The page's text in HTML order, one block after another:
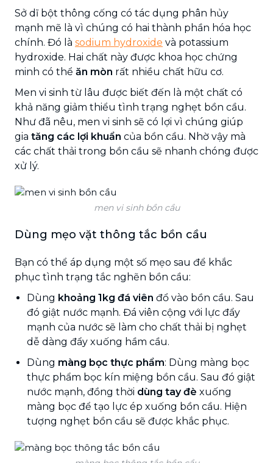
Sở dĩ bột thông cống có tác dụng phân hủy
mạnh mẽ là vì chúng có hai thành phần hóa học
chính. Đó là sodium hydroxide và potassium
hydroxide. Hai chất này được khoa học chứng
minh có thể ăn mòn rất nhiều chất hữu cơ.
Men vi sinh từ lâu được biết đến là một chất có
khả năng giảm thiểu tình trạng nghẹt bồn cầu.
Như đã nêu, men vi sinh sẽ có lợi vì chúng giúp
gia tăng các lợi khuẩn của bồn cầu. Nhờ vậy mà
các chất thải trong bồn cầu sẽ nhanh chóng được
xử lý.
men vi sinh bồn cầu
Dùng mẹo vặt thông tắc bồn cầu
Bạn có thể áp dụng một số mẹo sau để khắc
phục tình trạng tắc nghẽn bồn cầu:
Dùng khoảng 1kg đá viên đổ vào bồn cầu. Sau
đó giật nước mạnh. Đá viên cộng với lực đẩy
mạnh của nước sẽ làm cho chất thải bị nghẹt
dễ dàng đẩy xuống hầm cầu.
Dùng màng bọc thực phẩm: Dùng màng bọc
thực phẩm bọc kín miệng bồn cầu. Sau đó giật
nước mạnh, đồng thời dùng tay đè xuống
màng bọc để tạo lực ép xuống bồn cầu. Hiện
tượng nghẹt bồn cầu sẽ được khắc phục.